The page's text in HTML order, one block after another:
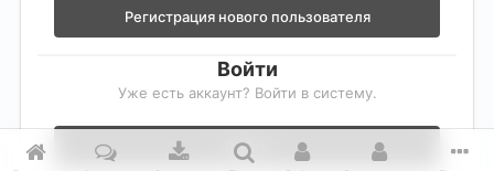
Регистрация нового пользователя
Войти
Уже есть аккаунт? Войти в систему.
Войти